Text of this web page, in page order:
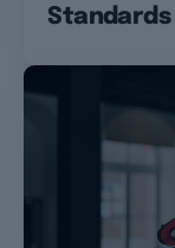
Standards